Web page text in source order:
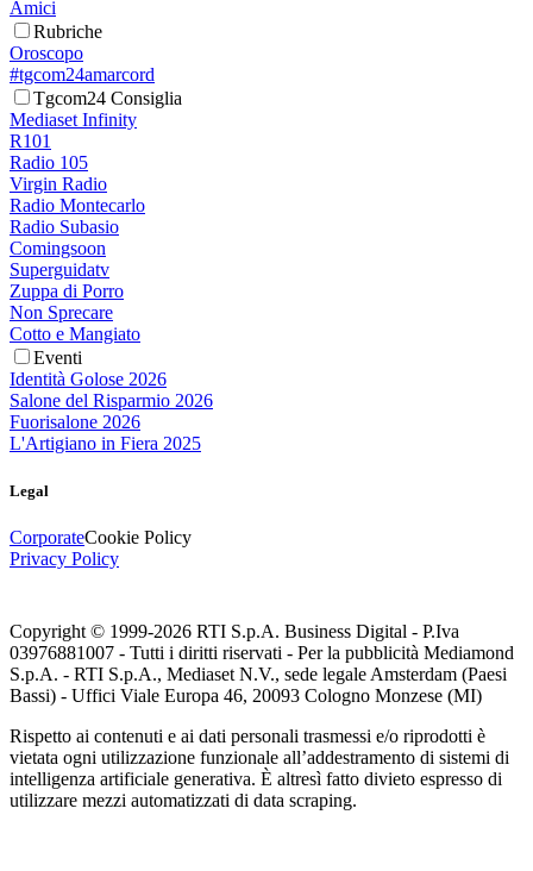
Amici
Rubriche
Oroscopo
#tgcom24amarcord
Tgcom24 Consiglia
Mediaset Infinity
R101
Radio 105
Virgin Radio
Radio Montecarlo
Radio Subasio
Comingsoon
Superguidatv
Zuppa di Porro
Non Sprecare
Cotto e Mangiato
Eventi
Identità Golose 2026
Salone del Risparmio 2026
Fuorisalone 2026
L'Artigiano in Fiera 2025
Legal
CorporateCookie Policy
Privacy Policy
Copyright © 1999-2026 RTI S.p.A. Business Digital - P.Iva
03976881007 - Tutti i diritti riservati - Per la pubblicità Mediamond
S.p.A. - RTI S.p.A., Mediaset N.V., sede legale Amsterdam (Paesi
Bassi) - Uffici Viale Europa 46, 20093 Cologno Monzese (MI)
Rispetto ai contenuti e ai dati personali trasmessi e/o riprodotti è
vietata ogni utilizzazione funzionale all’addestramento di sistemi di
intelligenza artificiale generativa. È altresì fatto divieto espresso di
utilizzare mezzi automatizzati di data scraping.